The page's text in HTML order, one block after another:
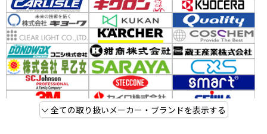
全ての取り扱いメーカー・ブランドを表示する